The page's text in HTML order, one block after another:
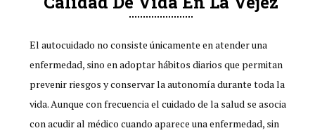
El autocuidado no consiste únicamente en atender una
enfermedad, sino en adoptar hábitos diarios que permitan
prevenir riesgos y conservar la autonomía durante toda la
vida. Aunque con frecuencia el cuidado de la salud se asocia
con acudir al médico cuando aparece una enfermedad, sin